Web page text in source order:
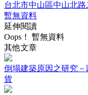
台北市中山區中山北路
暫無資料
延伸閱讀
Oops！ 暫無資料
其他文章
倒塌建築原因之研究
貨